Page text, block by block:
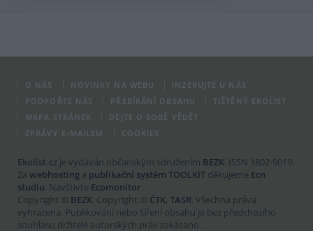
O NÁS NOVINKY NA WEBU
INZERUJTE U NÁS
PODPOŘTE NÁS
PŘEBÍRÁNÍ OBSAHU
TIŠTĚNÝ EKOLIST
MAPA STRÁNEK
DEJTE O SOBĚ VĚDĚT
ZPRÁVY E-MAILEM
COOKIES
Ekolist.cz je vydáván občanským sdružením BEZK. ISSN 1802-9019.
Za webhosting a publikační systém TOOLKIT děkujeme Ecn
studiu. Navštivte Ecomonitor.
Copyright © BEZK. Copyright © ČTK, TASR. Všechna práva
vyhrazena. Publikování nebo šíření obsahu je bez předchozího
souhlasu držitele autorských práv zakázáno.